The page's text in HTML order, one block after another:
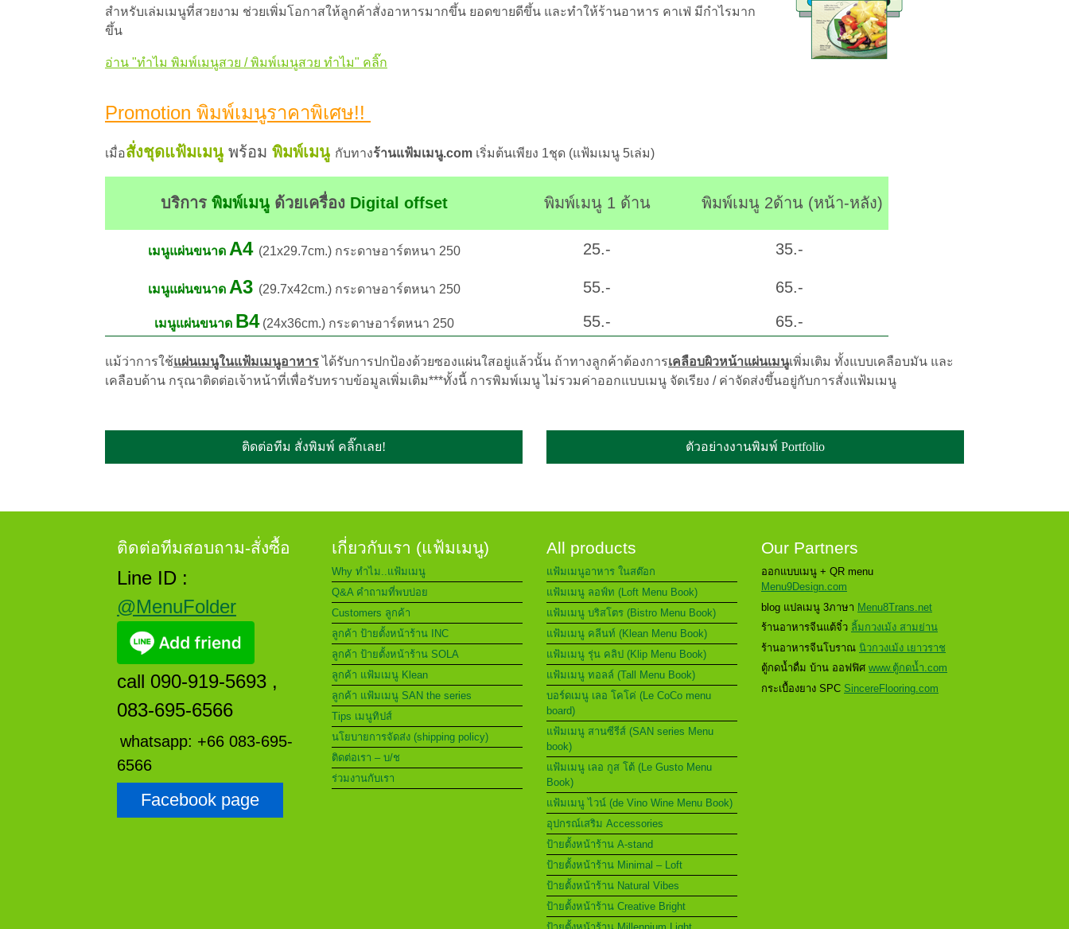
สำหรับเล่มเมนูที่สวยงาม ช่วยเพิ่มโอกาสให้ลูกค้าสั่งอาหารมากขึ้น ยอดขายดีขึ้น และทำให้ร้านอาหาร คาเฟ่ มีกำไรมาก
ขึ้น
อ่าน "ทำไม พิมพ์เมนูสวย / พิมพ์เมนูสวย ทำไม" คลิ๊ก
Promotion พิมพ์เมนูราคาพิเศษ!!
เมื่อสั่งชุดแฟ้มเมนู พร้อม พิมพ์เมนู กับทางร้านแฟ้มเมนู.com เริ่มต้นเพียง 1ชุด (แฟ้มเมนู 5เล่ม)
บริการ พิมพ์เมนู ด้วยเครื่อง Digital offset พิมพ์เมนู 1 ด้าน พิมพ์เมนู 2ด้าน (หน้า-หลัง)
เมนูแผ่นขนาด A4 (21x29.7cm.) กระดาษอาร์ตหนา 250 25.- 35.-
เมนูแผ่นขนาด A3 (29.7x42cm.) กระดาษอาร์ตหนา 250 55.- 65.-
เมนูแผ่นขนาด B4(24x36cm.) กระดาษอาร์ตหนา 250 55.- 65.-
แม้ว่าการใช้แผ่นเมนูในแฟ้มเมนูอาหาร ได้รับการปกป้องด้วยซองแผ่นใสอยู่แล้วนั้น ถ้าทางลูกค้าต้องการเคลือบผิวหน้าแผ่นเมนูเพิ่มเติม ทั้งแบบเคลือบมัน และ
เคลือบด้าน กรุณาติดต่อเจ้าหน้าที่เพื่อรับทราบข้อมูลเพิ่มเติม***ทั้งนี้ การพิมพ์เมนู ไม่รวมค่าออกแบบเมนู จัดเรียง / ค่าจัดส่งขึ้นอยู่กับการสั่งแฟ้มเมนู
ติดต่อทีม สั่งพิมพ์ คลิ๊กเลย! ตัวอย่างงานพิมพ์ Portfolio
ติดต่อทีมสอบถาม-สั่งซื้อ
Line ID :
@MenuFolder
call 090-919-5693 ,
083-695-6566
whatsapp: +66 083-695-
6566
Facebook page
เกี่ยวกับเรา (แฟ้มเมนู)
Why ทำไม..แฟ้มเมนู
Q&A คำถามที่พบบ่อย
Customers ลูกค้า
ลูกค้า ป้ายตั้งหน้าร้าน INC
ลูกค้า ป้ายตั้งหน้าร้าน SOLA
ลูกค้า แฟ้มเมนู Klean
ลูกค้า แฟ้มเมนู SAN the series
Tips เมนูทิปส์
นโยบายการจัดส่ง (shipping policy)
ติดต่อเรา – บ/ช
ร่วมงานกับเรา
All products
แฟ้มเมนูอาหาร ในสต๊อก
แฟ้มเมนู ลอฟ์ท (Loft Menu Book)
แฟ้มเมนู บริสโตร (Bistro Menu Book)
แฟ้มเมนู คลีนท์ (Klean Menu Book)
แฟ้มเมนู รุ่น คลิป (Klip Menu Book)
แฟ้มเมนู ทอลล์ (Tall Menu Book)
บอร์ดเมนู เลอ โคโค่ (Le CoCo menu
board)
แฟ้มเมนู สานซีรีส์ (SAN series Menu
book)
แฟ้มเมนู เลอ กูส โต้ (Le Gusto Menu
Book)
แฟ้มเมนู ไวน์ (de Vino Wine Menu Book)
อุปกรณ์เสริม Accessories
ป้ายตั้งหน้าร้าน A-stand
ป้ายตั้งหน้าร้าน Minimal – Loft
ป้ายตั้งหน้าร้าน Natural Vibes
ป้ายตั้งหน้าร้าน Creative Bright
Our Partners
ออกแบบเมนู + QR menu
Menu9Design.com
blog แปลเมนู 3ภาษา Menu8Trans.net
ร้านอาหารจีนแต้จิ๋ว ลิ้มกวงเม้ง สามย่าน
ร้านอาหารจีนโบราณ นิวกวงเม้ง เยาวราช
ตู้กดน้ำดื่ม บ้าน ออฟฟิศ www.ตู้กดน้ำ.com
กระเบื้องยาง SPC SincereFlooring.com